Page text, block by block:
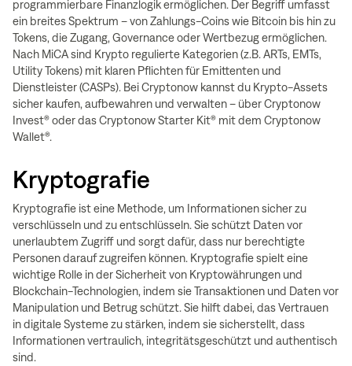
programmierbare Finanzlogik ermöglichen. Der Begriff umfasst
ein breites Spektrum – von Zahlungs-Coins wie Bitcoin bis hin zu
Tokens, die Zugang, Governance oder Wertbezug ermöglichen.
Nach MiCA sind Krypto regulierte Kategorien (z.B. ARTs, EMTs,
Utility Tokens) mit klaren Pflichten für Emittenten und
Dienstleister (CASPs). Bei Cryptonow kannst du Krypto-Assets
sicher kaufen, aufbewahren und verwalten – über Cryptonow
Invest® oder das Cryptonow Starter Kit® mit dem Cryptonow
Wallet®.
Kryptografie
Kryptografie ist eine Methode, um Informationen sicher zu
verschlüsseln und zu entschlüsseln. Sie schützt Daten vor
unerlaubtem Zugriff und sorgt dafür, dass nur berechtigte
Personen darauf zugreifen können. Kryptografie spielt eine
wichtige Rolle in der Sicherheit von Kryptowährungen und
Blockchain-Technologien, indem sie Transaktionen und Daten vor
Manipulation und Betrug schützt. Sie hilft dabei, das Vertrauen
in digitale Systeme zu stärken, indem sie sicherstellt, dass
Informationen vertraulich, integritätsgeschützt und authentisch
sind.